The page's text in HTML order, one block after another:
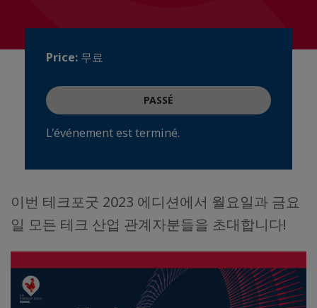
Price: 무료
PASSÉ
L'événement est terminé.
이번 테크포굿 2023 에디션에서 월요일과 금요
일 모든 테크 산업 관계자분들을 초대합니다!